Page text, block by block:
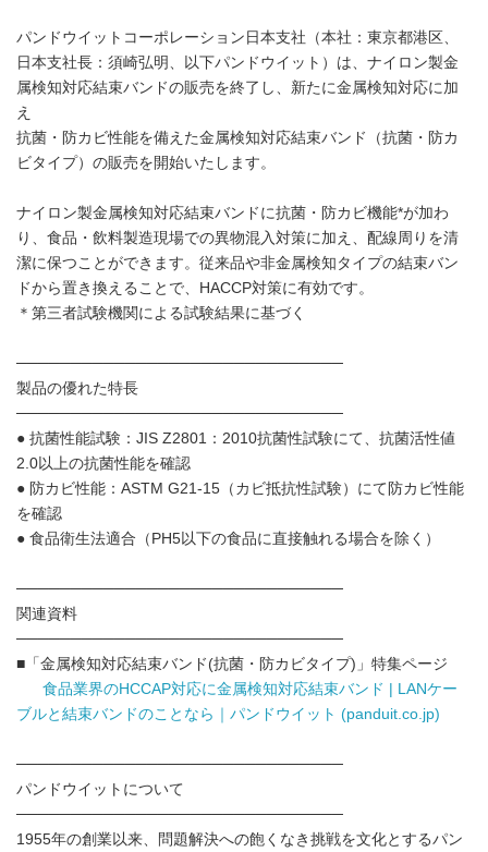
パンドウイットコーポレーション日本支社（本社：東京都港区、
日本支社長：須崎弘明、以下パンドウイット）は、ナイロン製金
属検知対応結束バンドの販売を終了し、新たに金属検知対応に加
え
抗菌・防カビ性能を備えた金属検知対応結束バンド（抗菌・防カ
ビタイプ）の販売を開始いたします。
ナイロン製金属検知対応結束バンドに抗菌・防カビ機能*が加わ
り、食品・飲料製造現場での異物混入対策に加え、配線周りを清
潔に保つことができます。従来品や非金属検知タイプの結束バン
ドから置き換えることで、HACCP対策に有効です。
＊第三者試験機関による試験結果に基づく
──────────────────────────────
製品の優れた特長
──────────────────────────────
● 抗菌性能試験：JIS Z2801：2010抗菌性試験にて、抗菌活性値
2.0以上の抗菌性能を確認
● 防カビ性能：ASTM G21-15（カビ抵抗性試験）にて防カビ性能
を確認
● 食品衛生法適合（PH5以下の食品に直接触れる場合を除く）
──────────────────────────────
関連資料
──────────────────────────────
■「金属検知対応結束バンド(抗菌・防カビタイプ)」特集ページ
食品業界のHCCAP対応に金属検知対応結束バンド | LANケー
ブルと結束バンドのことなら｜パンドウイット (panduit.co.jp)
──────────────────────────────
パンドウイットについて
──────────────────────────────
1955年の創業以来、問題解決への飽くなき挑戦を文化とするパン